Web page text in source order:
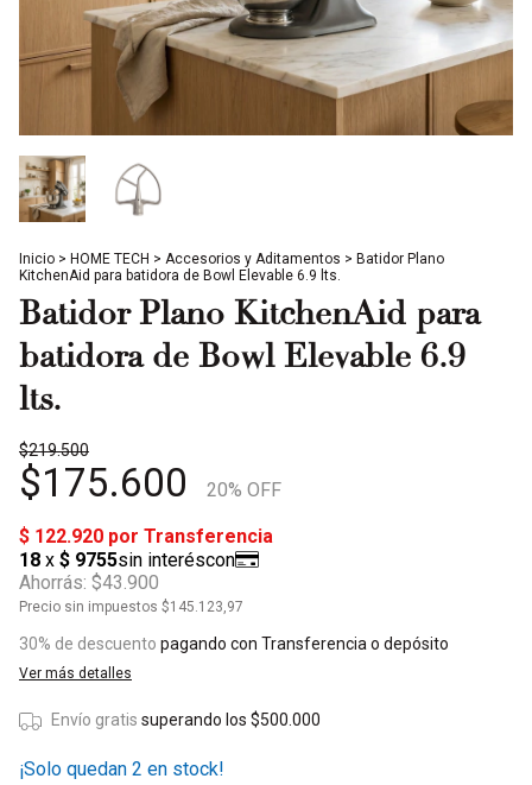
Inicio > HOME TECH > Accesorios y Aditamentos > Batidor Plano
KitchenAid para batidora de Bowl Elevable 6.9 lts.
Batidor Plano KitchenAid para
batidora de Bowl Elevable 6.9
lts.
$219.500
$175.600 20% OFF
Ahorrás: $43.900
Precio sin impuestos $145.123,97
30% de descuento pagando con Transferencia o depósito
Ver más detalles
Envío gratis superando los $500.000
¡Solo quedan 2 en stock!